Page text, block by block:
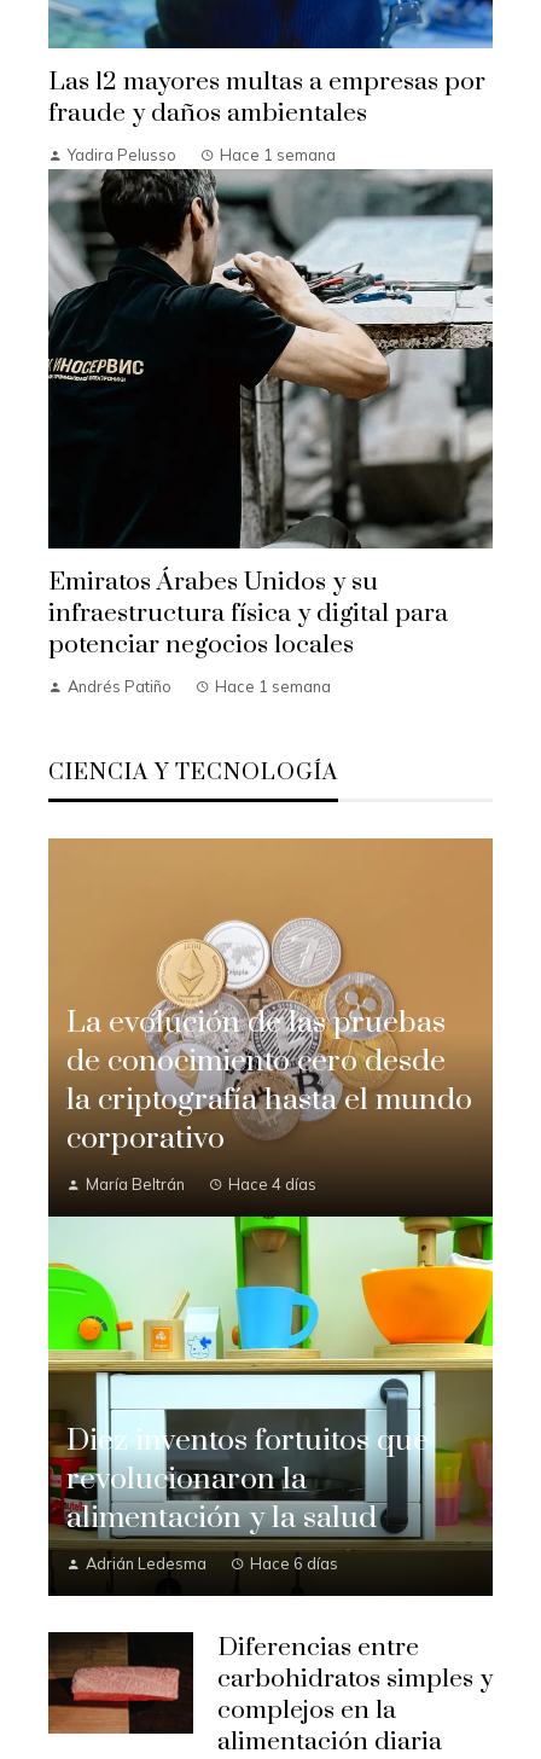
Las 12 mayores multas a empresas por
fraude y daños ambientales
Yadira Pelusso Hace 1 semana
Emiratos Árabes Unidos y su
infraestructura física y digital para
potenciar negocios locales
Andrés Patiño Hace 1 semana
CIENCIA Y TECNOLOGÍA
La evolución de las pruebas
de conocimiento cero desde
la criptografía hasta el mundo
corporativo
María Beltrán Hace 4 días
Diez inventos fortuitos que
revolucionaron la
alimentación y la salud
Adrián Ledesma Hace 6 días
Diferencias entre
carbohidratos simples y
complejos en la
alimentación diaria